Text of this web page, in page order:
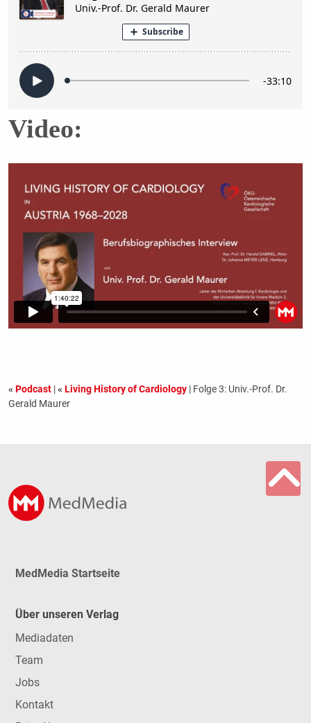
Video:
« Podcast|« Living History of Cardiology| Folge 3: Univ.-Prof. Dr.
Gerald Maurer
MedMedia Startseite
Über unseren Verlag
Mediadaten
Team
Jobs
Kontakt